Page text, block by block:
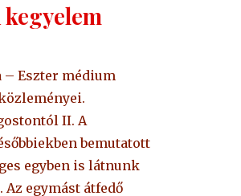
kegyelem
Eszter médium
II. A
bemutatott
egyben is látnunk
egymást átfedő